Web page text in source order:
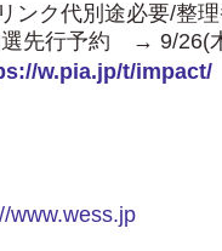
ンク代別途必要/整
約 → 9/26(木
w.pia.jp/t/impact/
www.wess.jp